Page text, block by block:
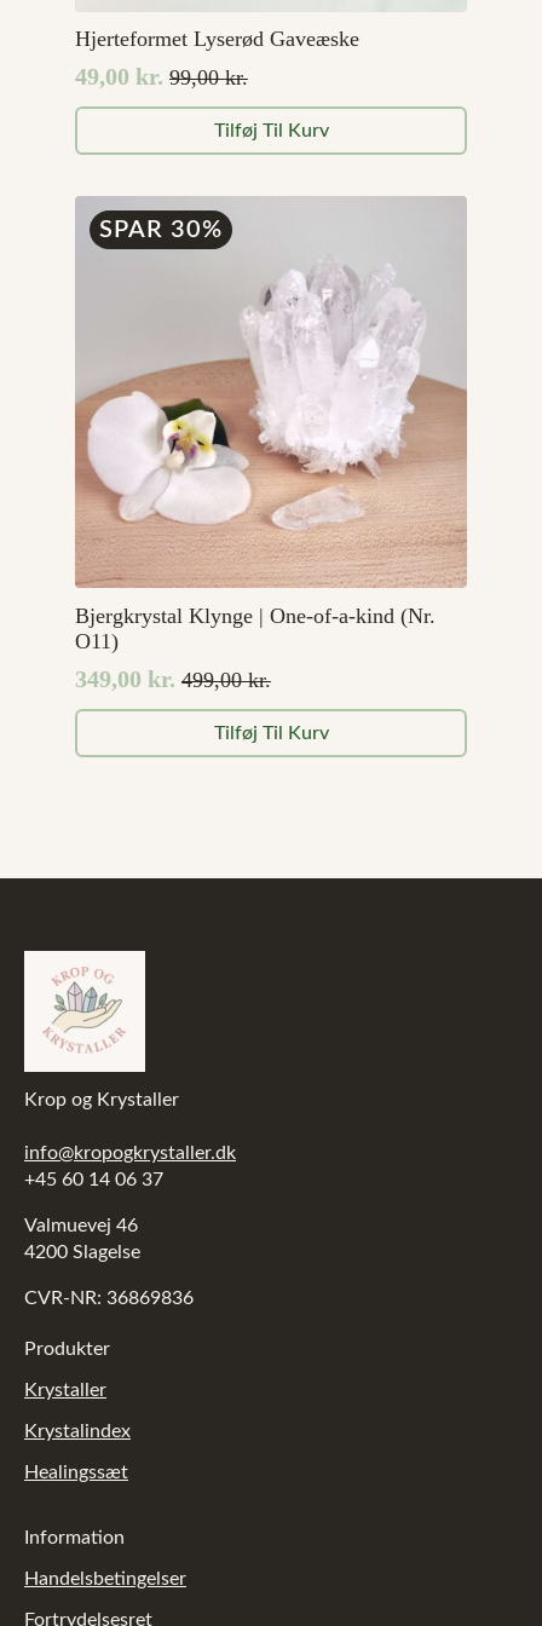
Hjerteformet Lyserød Gaveæske
99,00kr.
Den
oprindelige
pris
99,00 kr..
49,00 kr.
Den
aktuelle
pris
49,00 kr..
Tilføj Til Kurv
SPAR 30%
Bjergkrystal Klynge | One-of-a-kind (Nr.
O11)
499,00kr.
Den
oprindelige
pris
349,00 kr.
Den
aktuelle
pris
Tilføj Til Kurv
Krop og Krystaller
info@kropogkrystaller.dk
+45 60 14 06 37
Valmuevej 46
4200 Slagelse
CVR-NR: 36869836
Produkter
Krystaller
Krystalindex
Healingssæt
Information
Handelsbetingelser
Fortrydelsesret